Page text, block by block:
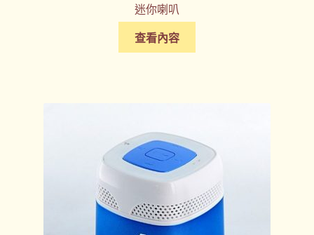
迷你喇叭
查看內容